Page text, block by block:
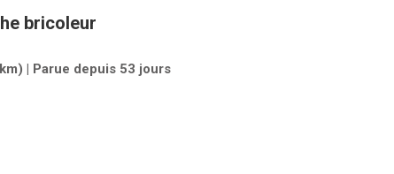
bricoleur
| Parue depuis 53 jours